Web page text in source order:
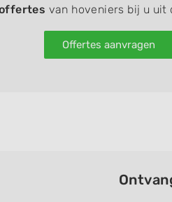
van hoveniers bij u uit
Offertes aanvragen